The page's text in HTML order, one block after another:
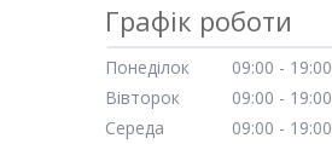
Графік роботи
Понеділок 09:00
19:00
Вівторок
09:00
19:00
Середа
09:00
19:00